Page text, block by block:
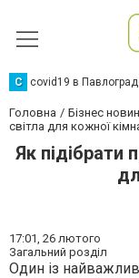
C covid19 в
Головна Бізнес
світла для кожної
Як підібрати
17:01, 26 лютого
Загальний розділ
Один із